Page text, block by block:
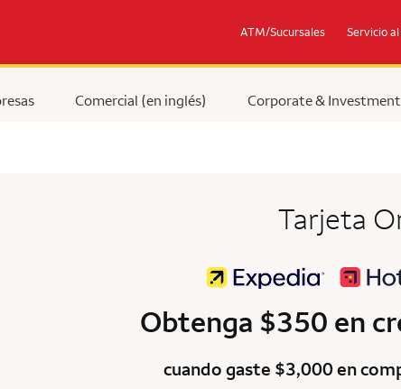
ATM/Sucursales Servicio
Comercial (en inglés) Corporate &
Tarjeta
Obtenga $350 en
cuando gaste $3,000 en